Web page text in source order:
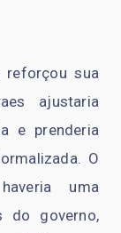
reforçou sua
ajustaria
e prenderia
O
uma
do governo,